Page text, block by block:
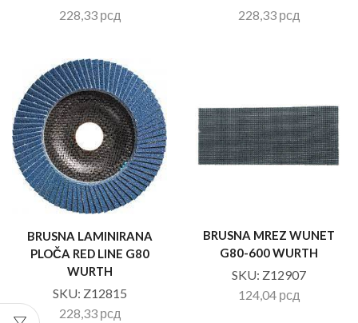
228,33 рсд
228,33 рсд
BRUSNA LAMINIRANA
PLOČA RED LINE G80
WURTH
SKU: Z12815
228,33 рсд
BRUSNA MREZ WUNET
G80-600 WURTH
SKU: Z12907
124,04 рсд